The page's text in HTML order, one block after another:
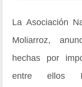
La Asociación
Moliarroz,
hechas por
entre ellos